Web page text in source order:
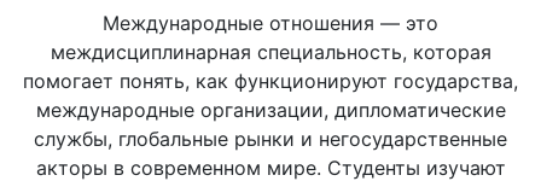
Международные отношения — это
междисциплинарная специальность, которая
помогает понять, как функционируют государства,
международные организации, дипломатические
службы, глобальные рынки и негосударственные
акторы в современном мире. Студенты изучают